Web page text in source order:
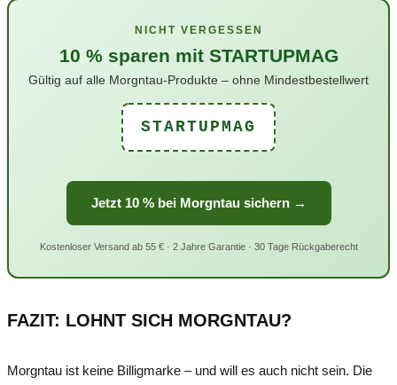
NICHT VERGESSEN
10 % sparen mit STARTUPMAG
Gültig auf alle Morgntau-Produkte – ohne Mindestbestellwert
STARTUPMAG
Jetzt 10 % bei Morgntau sichern →
Kostenloser Versand ab 55 € · 2 Jahre Garantie · 30 Tage Rückgaberecht
FAZIT: LOHNT SICH MORGNTAU?
Morgntau ist keine Billigmarke – und will es auch nicht sein. Die